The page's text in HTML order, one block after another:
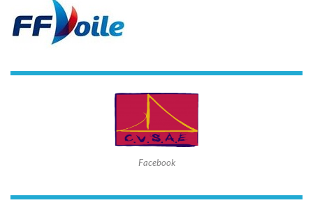
Facebook